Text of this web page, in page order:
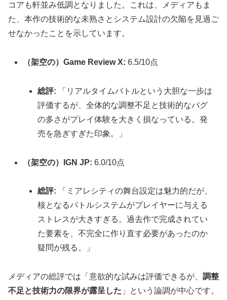
コアも軒並み低調となりました。これは、メディアもま
た、本作の技術的な未熟さとシステム設計の欠陥を見過ご
せなかったことを示しています。
（架空の）Game Review X: 6.5/10点
総評: 「リアルタイムバトルという大胆な一歩は
評価するが、全体的な調整不足と技術的なバグ
の多さがプレイ体験を大きく損なっている。発
売を急ぎすぎた印象。」
（架空の）IGN JP: 6.0/10点
総評: 「ミアレシティの舞台設定は魅力的だが、
核となるバトルシステムがプレイヤーに与える
ストレスが大きすぎる。過去作で完成されてい
た要素を、不完全に作り直す必要があったのか
疑問が残る。」
メディアの総評では「意欲的な試みは評価できるが、 調整
不足と技術力の限界が露呈した 」という論調が中心です。